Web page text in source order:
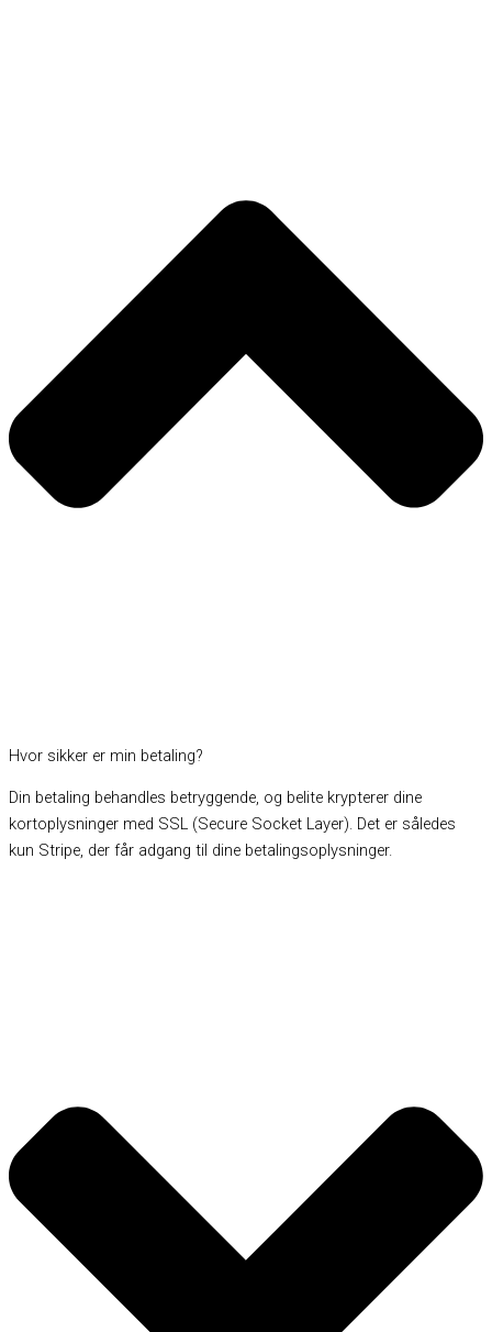
Hvor sikker er min betaling?
Din betaling behandles betryggende, og belite krypterer dine
kortoplysninger med SSL (Secure Socket Layer). Det er således
kun Stripe, der får adgang til dine betalingsoplysninger.